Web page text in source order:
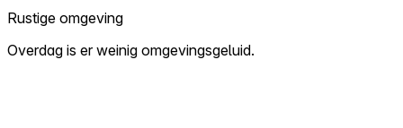
Rustige omgeving
Overdag is er weinig omgevingsgeluid.